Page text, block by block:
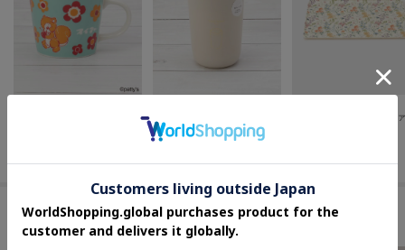
¥1,265
#家事を快適にするキッチン雑貨